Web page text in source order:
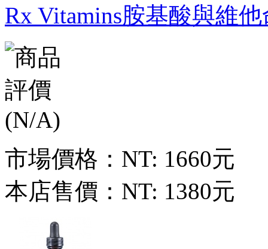
Rx Vitamins胺基酸與維
市場價格： NT: 1660元
本店售價： NT: 1380元